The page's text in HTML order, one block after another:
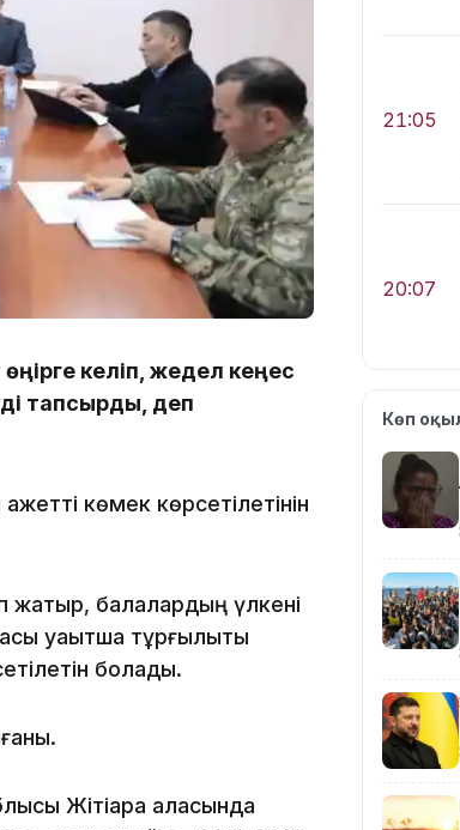
келіп, жедел кеңес
тапсырды, деп
көмек көрсетілетінін
жатыр, балалардың үлкені
уақытша тұрғылықты
болады.
Жітіқара қаласында
21:05
20:07
18:58
17:57
17:10
Көп